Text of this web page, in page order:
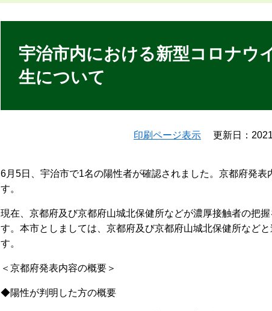
宇治市内における新型コロナウ
生について
印刷ページ表示 更新日：
6月5日、宇治市で1名の陽性者が確認されました。京都府発
す。
現在、京都府及び京都府山城北保健所などが濃厚接触者の把
す。本市としましては、京都府及び京都府山城北保健所など
す。
＜京都府発表内容の概要＞
◆陽性が判明した方の概要